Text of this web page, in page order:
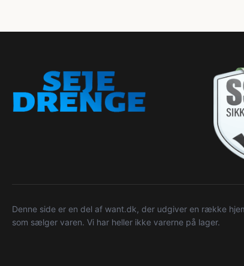
Denne side er en del af want.dk, der udgiver en række
som sælger varen. Vi har heller ikke varerne på lager.